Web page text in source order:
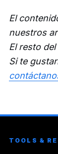
El
nuestros
El resto
Si te
TOOLS &